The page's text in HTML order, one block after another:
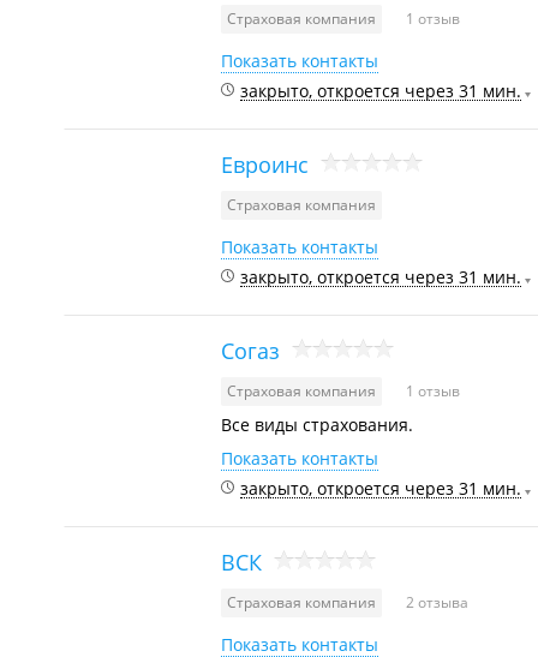
Страховая компания 1 отзыв
Показать контакты
закрыто, откроется через 31 мин.
Евроинс
Страховая компания
Показать контакты
закрыто, откроется через 31 мин.
Согаз
Страховая компания 1 отзыв
Все виды страхования.
Показать контакты
закрыто, откроется через 31 мин.
ВСК
Страховая компания 2 отзыва
Показать контакты